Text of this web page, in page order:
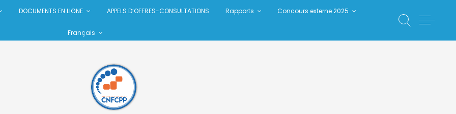
DOCUMENTS EN LIGNE APPELS D’OFFRES-CONSULTATIONS Rapports Concours externe 2025
Français